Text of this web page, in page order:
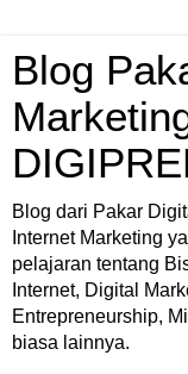
Blog
Blog dari Pakar
Internet Marketing
pelajaran tentang
Internet, Digital
Entrepreneurship,
biasa lainnya.